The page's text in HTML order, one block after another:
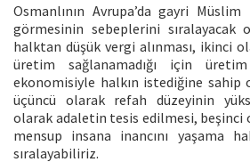
Osmanlının Avrupa’da gayri
görmesinin sebeplerini sıralayacak
halktan düşük vergi alınması, ikinci
üretim sağlanamadığı için
ekonomisiyle halkın istediğine sahip
üçüncü olarak refah düzeyinin
olarak adaletin tesis edilmesi, beşinci
mensup insana inancını yaşama
sıralayabiliriz.